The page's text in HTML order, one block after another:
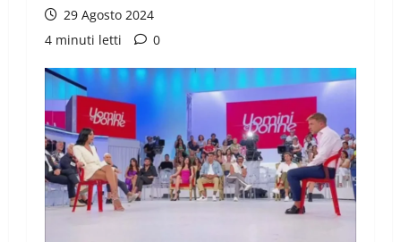
29 Agosto 2024
4 minuti letti
0